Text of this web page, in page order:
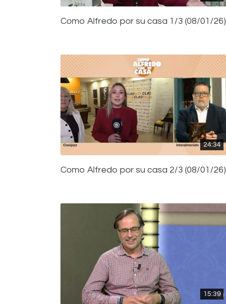
Como Alfredo por su casa 1/3 (08/01/26)
24:34
Como Alfredo por su casa 2/3 (08/01/26)
15:39